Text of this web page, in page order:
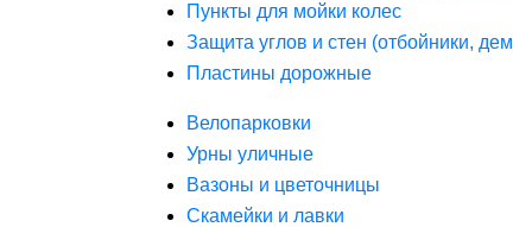
Пункты для мойки колес
Защита углов и стен (отбойники,
Пластины дорожные
Велопарковки
Урны уличные
Вазоны и цветочницы
Скамейки и лавки